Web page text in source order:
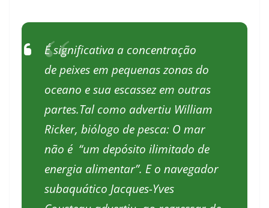
É significativa a concentração
de peixes em pequenas zonas do
oceano e sua escassez em outras
partes.Tal como advertiu William
Ricker, biólogo de pesca: O mar
não é “um depósito ilimitado de
energia alimentar”. E o navegador
subaquático Jacques-Yves